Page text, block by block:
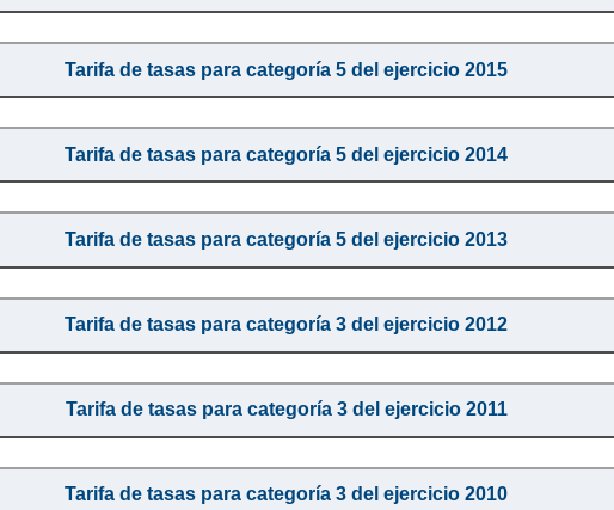
Tarifa de tasas para categoría 5 del ejercicio 2015
Tarifa de tasas para categoría 5 del ejercicio 2014
Tarifa de tasas para categoría 5 del ejercicio 2013
Tarifa de tasas para categoría 3 del ejercicio 2012
Tarifa de tasas para categoría 3 del ejercicio 2011
Tarifa de tasas para categoría 3 del ejercicio 2010